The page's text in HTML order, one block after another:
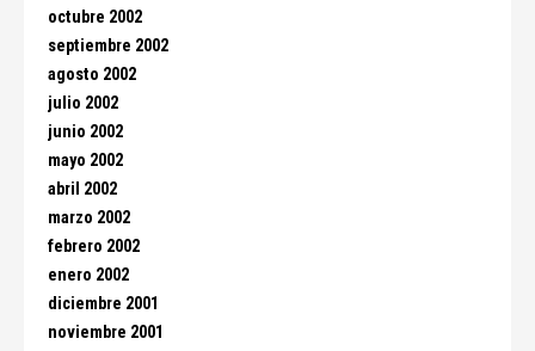
octubre 2002
septiembre 2002
agosto 2002
julio 2002
junio 2002
mayo 2002
abril 2002
marzo 2002
febrero 2002
enero 2002
diciembre 2001
noviembre 2001